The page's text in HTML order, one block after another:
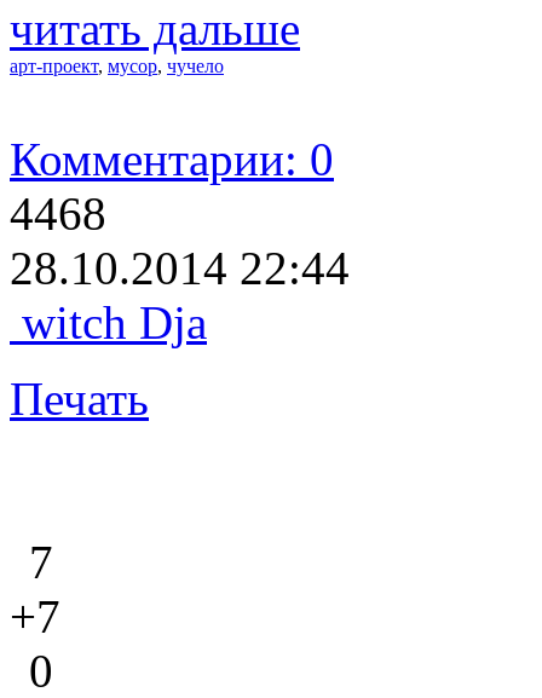
читать дальше
арт-проект, мусор, чучело
Комментарии: 0
4468
28.10.2014 22:44
witch Dja
Печать
7
+7
0